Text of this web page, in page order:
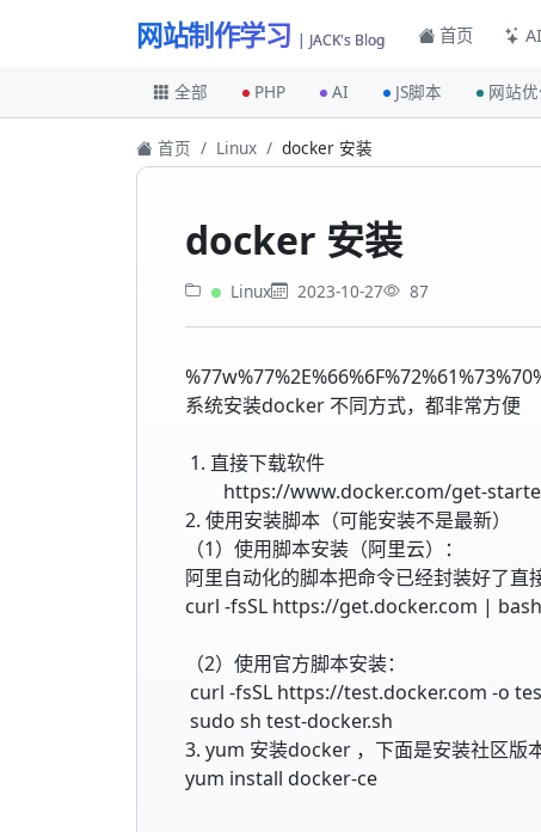
网站制作学习 | JACK's Blog 首页
全部 PHP AI JS脚本 网站
首页 Linux docker 安装
docker 安装
Linux 2023-10-27 87
系统安装docker 不同方式，都非常方便
1. 直接下载软件
https://www.docker.com/get-
2. 使用安装脚本（可能安装不是最新）
（1）使用脚本安装（阿里云）：
阿里自动化的脚本把命令已经封装好了直
curl -fsSL https://get.docker.com |
（2）使用官方脚本安装：
curl -fsSL https://test.docker.com -o
sudo sh test-docker.sh
3. yum 安装docker ，下面是安装社区版
yum install docker-ce